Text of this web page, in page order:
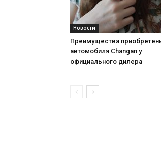
Новости
Преимущества
автомобиля Changan у
официального дилера